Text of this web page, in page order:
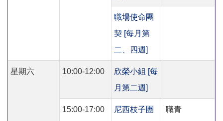
職場使命團
契 [每月第
二、四週]
星期六 10:00-12:00
欣榮小組 [每
月第二週]
15:00-17:00
尼西枝子團
職青